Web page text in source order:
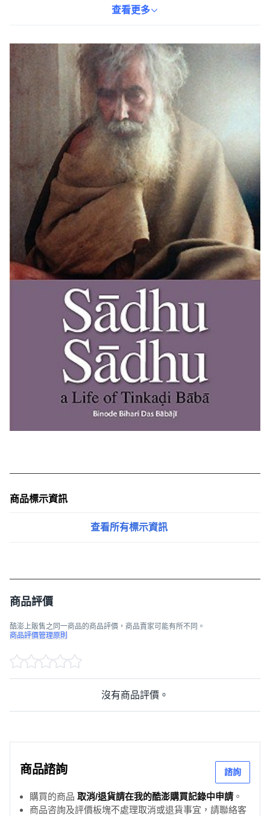
記感興趣的讀者。透過閱讀此書，讀者可以深入了解一位靈性人物
查看更多
商品標示資訊
查看所有標示資訊
商品評價
酷澎上販售之同一商品的商品評價，商品賣家可能有所不同。
商品評價管理原則
沒有商品評價。
商品諮詢 諮詢
購買的商品 取消/退貨請在我的酷澎購買記錄中申請 。
商品咨詢及評價板塊不處理取消或退貨事宜，請聯絡客